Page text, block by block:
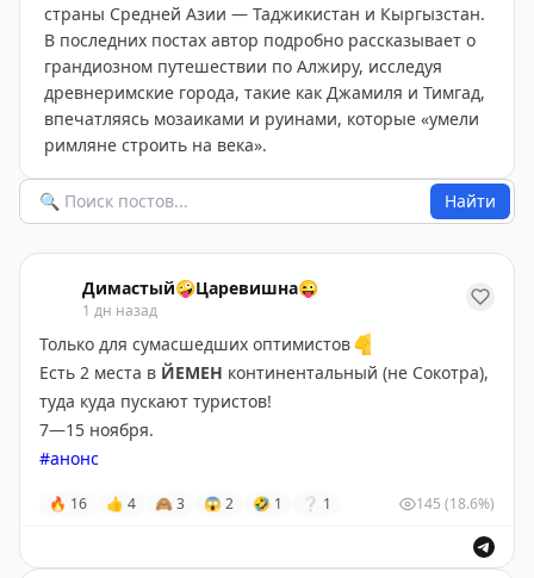
страны Средней Азии — Таджикистан и Кыргызстан.
В последних постах автор подробно рассказывает о
грандиозном путешествии по Алжиру, исследуя
древнеримские города, такие как Джамиля и Тимгад,
впечатляясь мозаиками и руинами, которые «умели
римляне строить на века».
Найти
Димастый🤪Царевишна😜
1 дн назад
Только для сумасшедших оптимистов👇
Есть 2 места в ЙЕМЕН континентальный (не Сокотра),
туда куда пускают туристов!
7—15 ноября.
#анонс
🔥 16 👍 4 🙈3 😱 2 🤣 1 ❔ 1 145 (18.6%)